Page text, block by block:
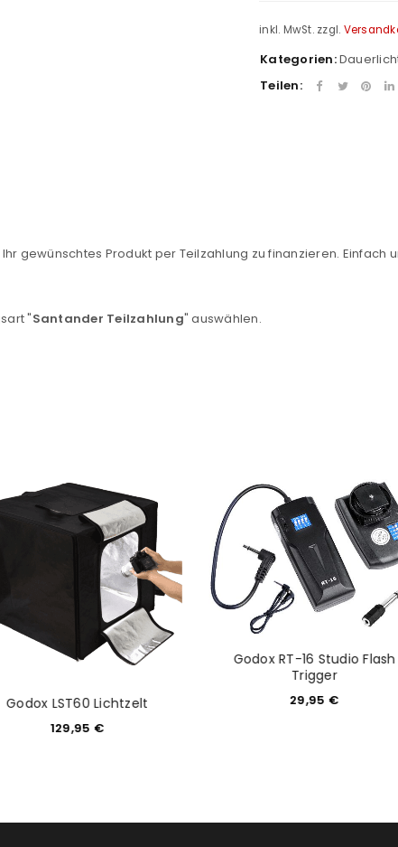
Angemeldet bleiben
Ich stimme zu
Ja, ich möchte ein
Datenschutzerklärung.
REGISTRIEREN
inkl. MwSt. zzgl.
Kategorien:
Teilen:
gewünschtes Produkt per Teilzahlung zu finanzieren. Einfach
"Santander Teilzahlung" auswählen.
Godox LST60 Lichtzelt
129,95 €
Godox RT-16 Studio Flash
Trigger
29,95 €